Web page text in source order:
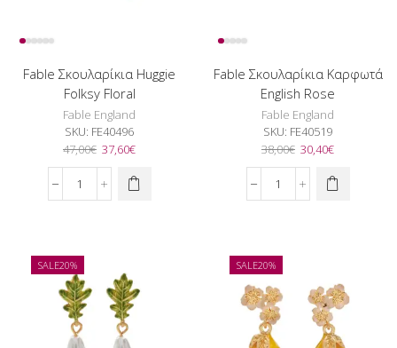
Fable Σκουλαρίκια Huggie
Folksy Floral
Fable England
SKU: FE40496
47,00€ Original
price
was:
47,00€.
37,60€Η
τιμή
Fable
Floral
ποσότητα
Fable Σκουλαρίκια Καρφωτά
English Rose
Fable England
SKU: FE40519
38,00€ Original
price
was:
38,00€.
30,40€Η
τιμή
Fable
Rose
ποσότητα
SALE20% SALE20%